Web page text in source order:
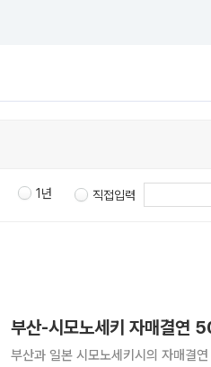
1년 직접입력
부산-시모노세키 자매결연
부산과 일본 시모노세키시의 자매결